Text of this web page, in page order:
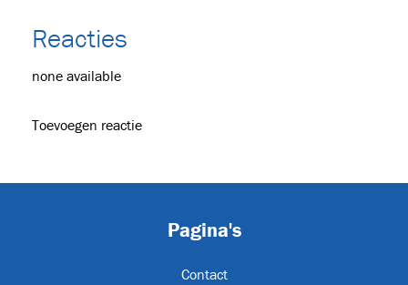
(24)
Reacties
none available
Toevoegen reactie
Pagina's
Contact